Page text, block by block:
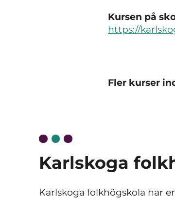
Kursen på
https://
Fler kurser
Karlskoga
Karlskoga folkhögskola har